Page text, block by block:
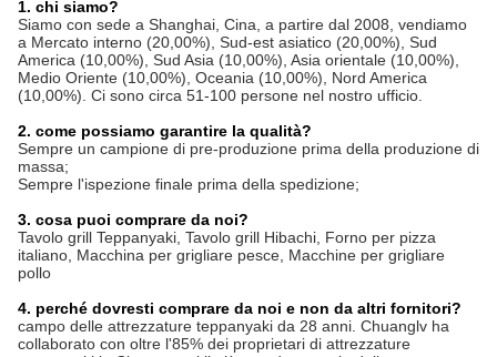
1. chi siamo?
Siamo con sede a Shanghai, Cina, a partire dal 2008, vendiamo
a Mercato interno (20,00%), Sud-est asiatico (20,00%), Sud
America (10,00%), Sud Asia (10,00%), Asia orientale (10,00%),
Medio Oriente (10,00%), Oceania (10,00%), Nord America
(10,00%). Ci sono circa 51-100 persone nel nostro ufficio.
2. come possiamo garantire la qualità?
Sempre un campione di pre-produzione prima della produzione di
massa;
Sempre l'ispezione finale prima della spedizione;
3. cosa puoi comprare da noi?
Tavolo grill Teppanyaki, Tavolo grill Hibachi, Forno per pizza
italiano, Macchina per grigliare pesce, Macchine per grigliare
pollo
4. perché dovresti comprare da noi e non da altri fornitori?
campo delle attrezzature teppanyaki da 28 anni. Chuanglv ha
collaborato con oltre l'85% dei proprietari di attrezzature